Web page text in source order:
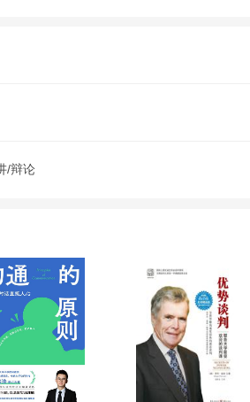
/辩论